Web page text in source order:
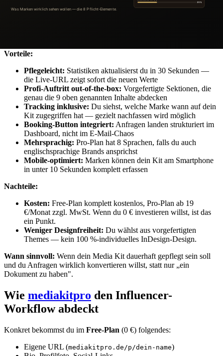
Wann sinnvoll:
Wenn du selbst Designer*in bist und das Kit auch
Vorteile:
Pflegeleicht: Statistiken aktualisierst du in 30 Sekunden —
die Live-URL zeigt sofort die neuen Werte
Profi-Auftritt out-of-the-box: Vorgefertigte Sektionen, die
genau die 9 oben genannten Inhalte abdecken
Tracking inklusive: Du siehst, welche Marke wann auf dein
Kit zugegriffen hat — gezielt nachfassen wird möglich
Booking-Button integriert: Anfragen landen strukturiert im
Dashboard, nicht im E-Mail-Chaos
Mehrsprachig: Pro-Plan hat 8 Sprachen, falls du auch
englischsprachige Brands ansprichst
Mobile-optimiert: Marken können dein Kit am Smartphone
in unter 10 Sekunden komplett erfassen
Nachteile:
Kosten: Free-Plan komplett kostenlos, Pro-Plan ab 19
€/Monat zzgl. MwSt. Wenn du 0 € investieren willst, ist das
ein Punkt.
Weniger Designfreiheit: Du wählst aus vorgefertigten
Themes — kein 100 %-individuelles InDesign-Design.
Wann sinnvoll: Wenn dein Media Kit dauerhaft gepflegt sein soll
und du Anfragen wirklich konvertieren willst, statt nur „ein
Dokument zu haben".
Wie mediakitpro den Influencer-
Workflow abdeckt
Konkret bekommst du im Free-Plan (0 €) folgendes:
Eigene URL (mediakitpro.de/p/dein-name)